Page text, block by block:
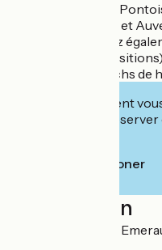
Découvrez Cergy
Régional du Vexin et
Van Gogh. Profitez
(concerts et
accueille des matchs de
Cet établissement
leur site pour
Téléphoner
Localisation
3 Rue des Chênes